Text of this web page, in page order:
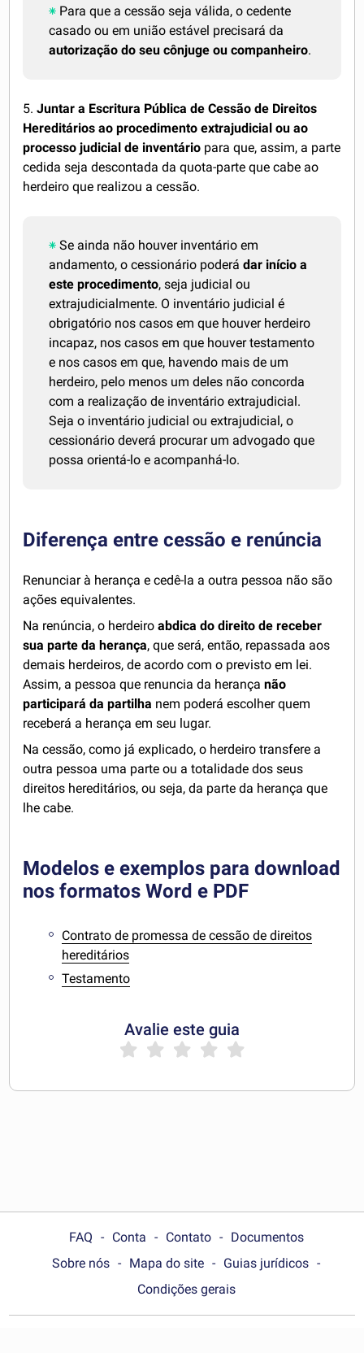
Para que a cessão seja válida, o cedente
casado ou em união estável precisará da
autorização do seu cônjuge ou companheiro.
5.Juntar a Escritura Pública de Cessão de Direitos
Hereditários ao procedimento extrajudicial ou ao
processo judicial de inventário para que, assim, a parte
cedida seja descontada da quota-parte que cabe ao
herdeiro que realizou a cessão.
Se ainda não houver inventário em
andamento, o cessionário poderádar início a
este procedimento, seja judicial ou
extrajudicialmente. O inventário judicial é
obrigatório nos casos em que houver herdeiro
incapaz, nos casos em que houver testamento
e nos casos em que, havendo mais de um
herdeiro, pelo menos um deles não concorda
com a realização de inventário extrajudicial.
Seja o inventário judicial ou extrajudicial, o
cessionário deverá procurar um advogado que
possa orientá-lo e acompanhá-lo.
Diferença entre cessão e renúncia
Renunciar à herança e cedê-la a outra pessoa não são
ações equivalentes.
Na renúncia, o herdeiroabdica do direito de receber
sua parte da herança, que será, então, repassada aos
demais herdeiros, de acordo com o previsto em lei.
Assim, a pessoa que renuncia da herançanão
participará da partilha nem poderá escolher quem
receberá a herança em seu lugar.
Na cessão, como já explicado, o herdeiro transfere a
outra pessoa uma parte ou a totalidade dos seus
direitos hereditários, ou seja, da parte da herança que
lhe cabe.
Modelos e exemplos para download
nos formatos Word e PDF
Contrato de promessa de cessão de direitos
hereditários
Testamento
Avalie este guia
FAQ Conta Contato
Documentos
Sobre nós
Mapa do site
Guias jurídicos
Condições gerais